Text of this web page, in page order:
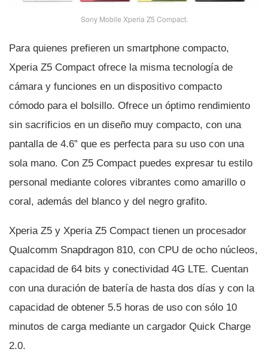
Sony Mobile Xperia Z5 Compact.
Para quienes prefieren un smartphone compacto,
Xperia Z5 Compact ofrece la misma tecnologí­a de
cámara y funciones en un dispositivo compacto
cómodo para el bolsillo. Ofrece un óptimo rendimiento
sin sacrificios en un diseño muy compacto, con una
pantalla de 4.6” que es perfecta para su uso con una
sola mano. Con Z5 Compact puedes expresar tu estilo
personal mediante colores vibrantes como amarillo o
coral, además del blanco y del negro grafito.
Xperia Z5 y Xperia Z5 Compact tienen un procesador
Qualcomm Snapdragon 810, con CPU de ocho núcleos,
capacidad de 64 bits y conectividad 4G LTE. Cuentan
con una duración de baterí­a de hasta dos dí­as y con la
capacidad de obtener 5.5 horas de uso con sólo 10
minutos de carga mediante un cargador Quick Charge
2.0.